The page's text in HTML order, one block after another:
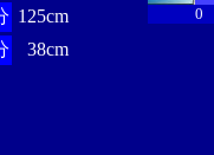
125cm
38cm
0